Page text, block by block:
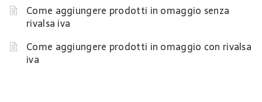
Come aggiungere prodotti in omaggio senza
rivalsa iva
Come aggiungere prodotti in omaggio con rivalsa
iva